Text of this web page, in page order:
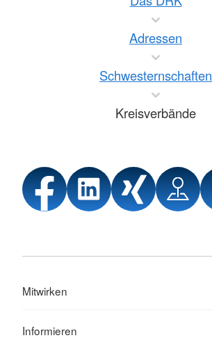
Adressen
Schwesternschaften
Kreisverbände
Mitwirken
Informieren